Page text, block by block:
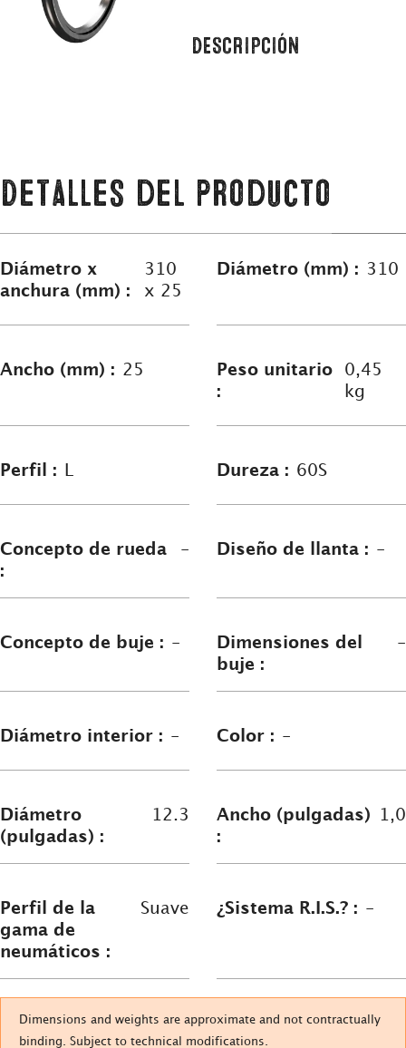
DESCRIPCIÓN
Detalles del producto
Diámetro x
anchura (mm) :
310
x 25
Diámetro (mm) : 310
Ancho (mm) : 25
Peso unitario
:
0,45
kg
Perfil : Dureza : 60S
Concepto de rueda
:
- Diseño de llanta : -
Concepto de buje : -
Dimensiones del
buje :
-
Diámetro interior : - Color : -
Diámetro
(pulgadas) :
12.3
Ancho (pulgadas)
:
1,0
Perfil de la
gama de
neumáticos :
Suave ¿Sistema R.I.S.? : -
Dimensions and weights are approximate and not contractually
binding. Subject to technical modifications.